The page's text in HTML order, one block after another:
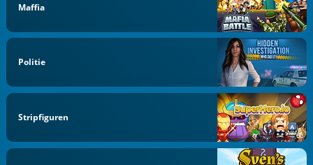
Maffia
Politie
Stripfiguren